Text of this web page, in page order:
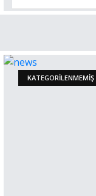
KATEGORILENMEMIŞ